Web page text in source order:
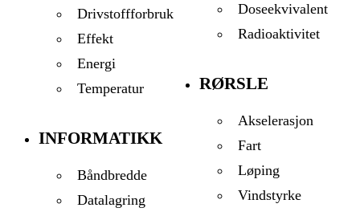
Drivstoffforbruk
Effekt
Energi
Temperatur
INFORMATIKK
Båndbredde
Datalagring
Doseekvivalent
Radioaktivitet
RØRSLE
Akselerasjon
Fart
Løping
Vindstyrke